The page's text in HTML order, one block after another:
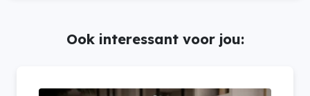
Ook interessant voor jou: